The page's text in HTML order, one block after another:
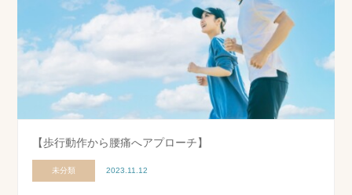
【歩行動作から腰痛へアプローチ】
未分類 2023.11.12